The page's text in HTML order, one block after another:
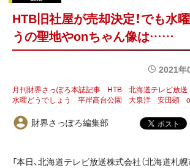
HTB旧社屋が売却決定！でも水
うの聖地やonちゃん像は……
2021年
月刊財界さっぽろ本誌記事 HTB 北海道テレビ放送
水曜どうでしょう
平岸高台公園 大泉洋 安田顕
財界さっぽろ編集部
「本日、北海道テレビ放送株式会社（北海道札幌